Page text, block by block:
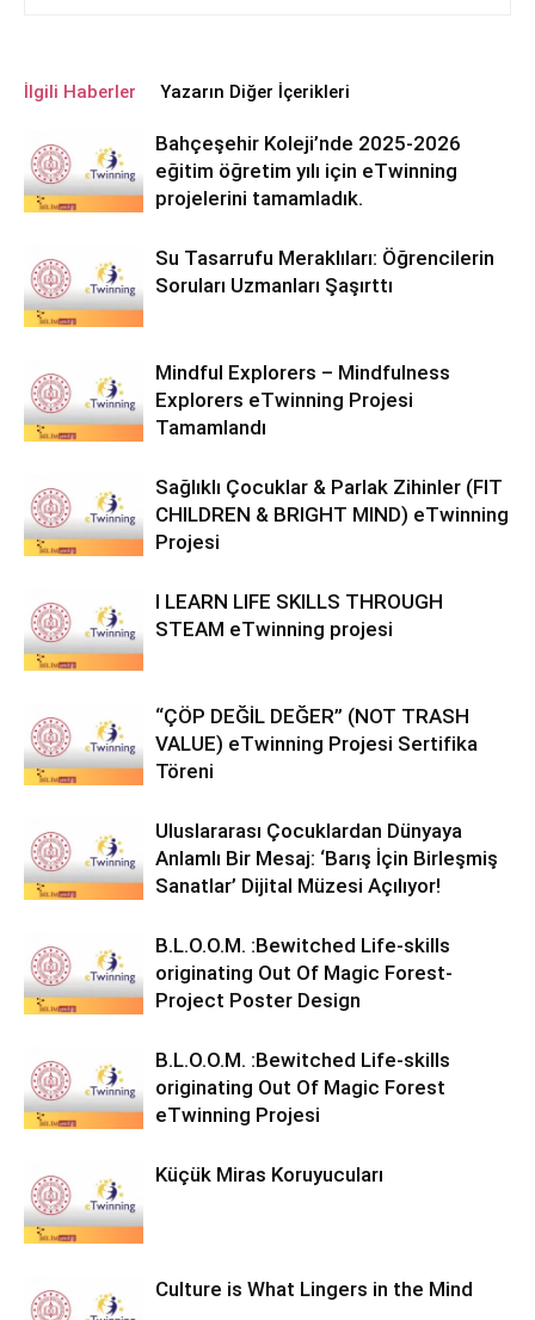
İlgili Haberler Yazarın Diğer İçerikleri
Bahçeşehir Koleji’nde 2025-2026
eğitim öğretim yılı için eTwinning
projelerini tamamladık.
Su Tasarrufu Meraklıları: Öğrencilerin
Soruları Uzmanları Şaşırttı
Mindful Explorers – Mindfulness
Explorers eTwinning Projesi
Tamamlandı
Sağlıklı Çocuklar & Parlak Zihinler (FIT
CHILDREN & BRIGHT MIND) eTwinning
Projesi
I LEARN LIFE SKILLS THROUGH
STEAM eTwinning projesi
“ÇÖP DEĞİL DEĞER” (NOT TRASH
VALUE) eTwinning Projesi Sertifika
Töreni
Uluslararası Çocuklardan Dünyaya
Anlamlı Bir Mesaj: ‘Barış İçin Birleşmiş
Sanatlar’ Dijital Müzesi Açılıyor!
B.L.O.O.M. :Bewitched Life-skills
originating Out Of Magic Forest-
Project Poster Design
B.L.O.O.M. :Bewitched Life-skills
originating Out Of Magic Forest
eTwinning Projesi
Küçük Miras Koruyucuları
Culture is What Lingers in the Mind